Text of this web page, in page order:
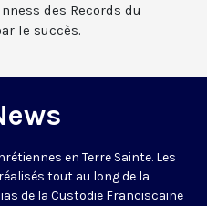
des Records du
le succès.
en Terre Sainte. Les
tout au long de la
de la Custodie Franciscaine